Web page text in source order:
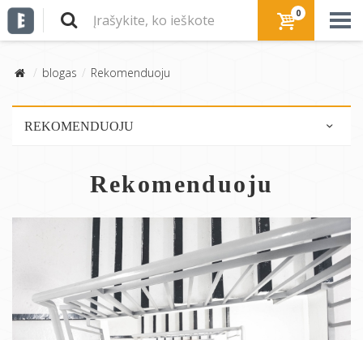
0
blogas Rekomenduoju
REKOMENDUOJU
Naudingi straipsniai
Rekomenduoju